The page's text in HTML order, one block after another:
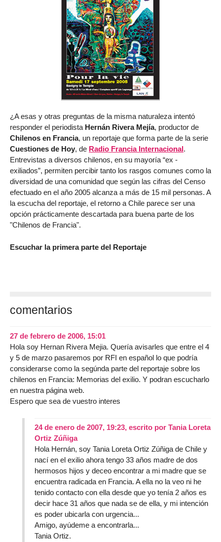
¿A esas y otras preguntas de la misma naturaleza intentó
responder el periodista Hernán Rivera Mejía, productor de
Chilenos en Francia, un reportaje que forma parte de la serie
Cuestiones de Hoy, de Radio Francia Internacional.
Entrevistas a diversos chilenos, en su mayoría “ex -
exiliados”, permiten percibir tanto los rasgos comunes como la
diversidad de una comunidad que según las cifras del Censo
efectuado en el año 2005 alcanza a más de 15 mil personas. A
la escucha del reportaje, el retorno a Chile parece ser una
opción prácticamente descartada para buena parte de los
"Chilenos de Francia".
Escuchar la primera parte del Reportaje
comentarios
27 de febrero de 2006, 15:01
Hola soy Hernan Rivera Mejia. Quería avisarles que entre el 4
y 5 de marzo pasaremos por RFI en español lo que podría
considerarse como la segúnda parte del reportaje sobre los
chilenos en Francia: Memorias del exilio. Y podran escucharlo
en nuestra página web.
Espero que sea de vuestro interes
24 de enero de 2007, 19:23, escrito por Tania Loreta
Ortiz Zúñiga
Hola Hernán, soy Tania Loreta Ortiz Zúñiga de Chile y
nací en el exilio ahora tengo 33 años madre de dos
hermosos hijos y deceo encontrar a mi madre que se
encuentra radicada en Francia. A ella no la veo ni he
tenido contacto con ella desde que yo tenía 2 años es
decir hace 31 años que nada se de ella, y mi intención
es poder ubicarla con urgencia...
Amigo, ayúdeme a encontrarla...
Tania Ortiz.